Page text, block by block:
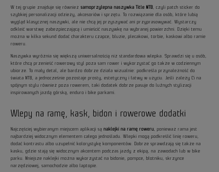
W tej grupie znajduje się równieżsamoprzylepna naszywka Title MTB, czyli patch sticker do
szybkiej personalizacji odzieży, akcesoriów i sprzętu. To rozwiązanie dla osób, które lubią
wygląd klasycznej naszywki, ale nie chcą jej przyszywać ani przyprasowywać. Wystarczy
odkleić warstwę zabezpieczającą i umieścić naszywkę na wybranej powierzchni. Dzięki temu
można w kilka sekund dodać charakteru czapce, bluzie, plecakowi, torbie, kaskowi albo ramie
roweru.
Naszywka wyróżnia się większą uniwersalnością niż standardowa wlepka. Sprawdzi się u osób,
które chcą przenieść rowerowy styl poza sam rower i wykorzystać go także w codziennym
ubiorze. To mały detal, ale bardzo dobrze działa wizualnie: podkreśla przynależność do
świata MTB, a jednocześnie pozostaje prosty, estetyczny i łatwy w użyciu. Jeśli zależy Ci na
spójnym stylu również poza rowerem, taki dodatek dobrze pasuje do luźnych stylizacji
inspirowanych jazdą górską, enduro i bike parkami.
Wlepy na ramę, kask, bidon i rowerowe dodatki
Najczęściej wybieranym miejscem aplikacji sąnaklejki na ramę roweru, ponieważ rama jest
najbardziej widocznym elementem całego jednośladu. Wlepki mogą podkreślić linię roweru,
dodać kontrastu albo uzupełnić kolorystykę komponentów. Dobrze sprawdzają się także na
kasku, gdzie stają się widocznym akcentem podczas jazdy z ekipą, na zawodach lub w bike
parku. Mniejsze naklejki można wykorzystać na bidonie, pompce, błotniku, skrzynce
narzędziowej, samochodzie albo laptopie.